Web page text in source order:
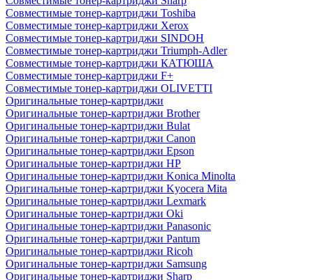
Совместимые тонер-картриджи Toshiba
Совместимые тонер-картриджи Xerox
Совместимые тонер-картриджи SINDOH
Совместимые тонер-картриджи Triumph-Adler
Совместимые тонер-картриджи КАТЮША
Совместимые тонер-картриджи F+
Совместимые тонер-картриджи OLIVETTI
Оригинальные тонер-картриджи
Оригинальные тонер-картриджи Brother
Оригинальные тонер-картриджи Bulat
Оригинальные тонер-картриджи Canon
Оригинальные тонер-картриджи Epson
Оригинальные тонер-картриджи HP
Оригинальные тонер-картриджи Konica Minolta
Оригинальные тонер-картриджи Kyocera Mita
Оригинальные тонер-картриджи Lexmark
Оригинальные тонер-картриджи Oki
Оригинальные тонер-картриджи Panasonic
Оригинальные тонер-картриджи Pantum
Оригинальные тонер-картриджи Ricoh
Оригинальные тонер-картриджи Samsung
Оригинальные тонер-картриджи Sharp